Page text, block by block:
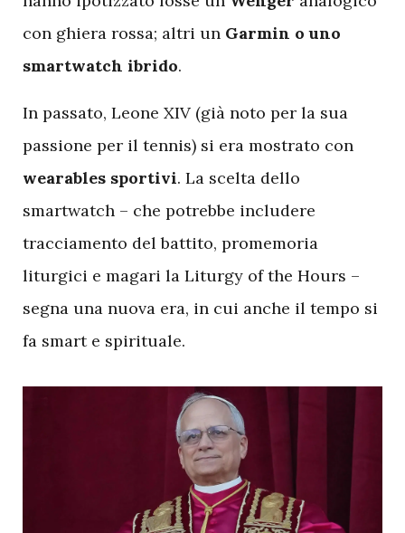
con ghiera rossa; altri un Garmin o uno
smartwatch ibrido.
In passato, Leone XIV (già noto per la sua
passione per il tennis) si era mostrato con
wearables sportivi. La scelta dello
smartwatch – che potrebbe includere
tracciamento del battito, promemoria
liturgici e magari la Liturgy of the Hours –
segna una nuova era, in cui anche il tempo si
fa smart e spirituale.